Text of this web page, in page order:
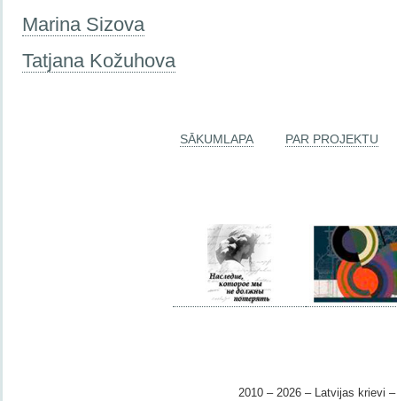
Marina Sizova
Tatjana Kožuhova
SĀKUMLAPA PAR PROJEKTU
2010 – 2026 – Latvijas krievi –